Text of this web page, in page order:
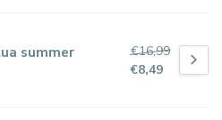
summer
€16,99
€8,49